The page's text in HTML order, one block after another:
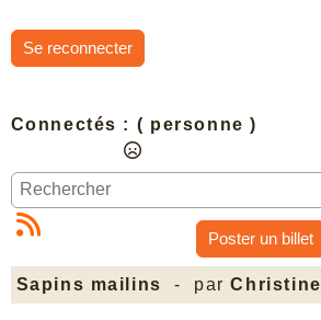
Se reconnecter
Connectés : ( personne )
Poster un billet
Sapins mailins - parChristine